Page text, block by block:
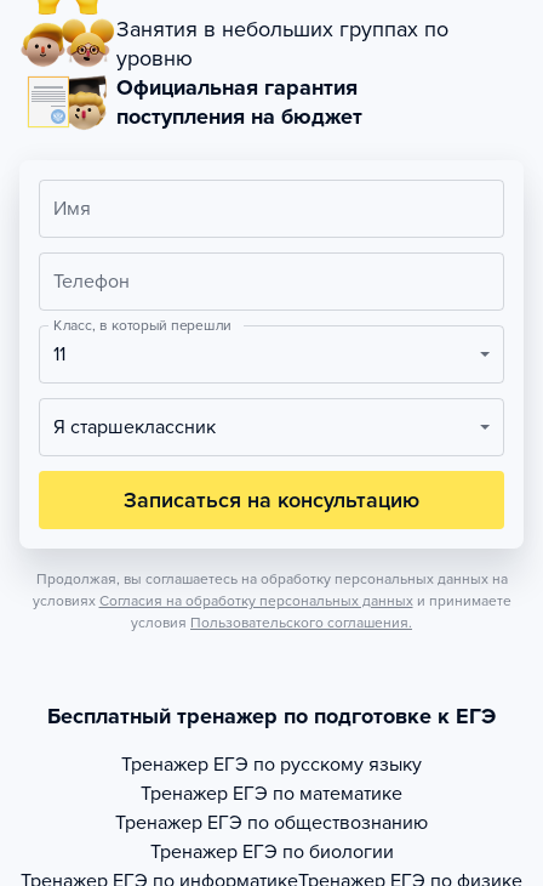
Занятия в небольших группах по
уровню
Официальная гарантия
поступления на бюджет
Имя
Телефон
Класс, в который перешли
11
Я старшеклассник
Записаться на консультацию
Продолжая, вы соглашаетесь на обработку персональных данных на
условиях Согласия на обработку персональных данных и принимаете
условия Пользовательского соглашения.
Бесплатный тренажер по подготовке к ЕГЭ
Тренажер ЕГЭ по русскому языку
Тренажер ЕГЭ по математике
Тренажер ЕГЭ по обществознанию
Тренажер ЕГЭ по биологии
Тренажер ЕГЭ по информатикеТренажер ЕГЭ по физике